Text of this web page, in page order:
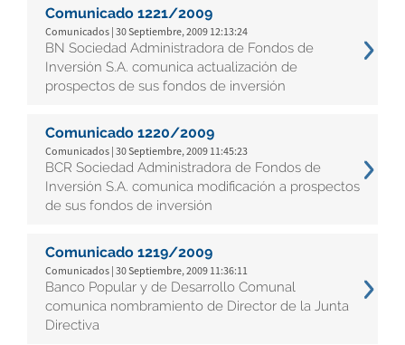
Comunicado 1221/2009
Comunicados | 30 Septiembre, 2009 12:13:24
BN Sociedad Administradora de Fondos de
Inversión S.A. comunica actualización de
prospectos de sus fondos de inversión
Comunicado 1220/2009
Comunicados | 30 Septiembre, 2009 11:45:23
BCR Sociedad Administradora de Fondos de
Inversión S.A. comunica modificación a prospectos
de sus fondos de inversión
Comunicado 1219/2009
Comunicados | 30 Septiembre, 2009 11:36:11
Banco Popular y de Desarrollo Comunal
comunica nombramiento de Director de la Junta
Directiva